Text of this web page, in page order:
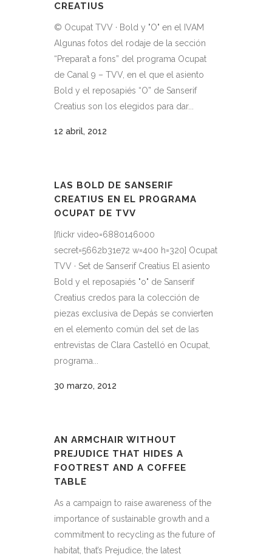
CREATIUS
© Ocupat TVV · Bold y "O" en el IVAM
Algunas fotos del rodaje de la sección
“Prepara’t a fons” del programa Ocupat
de Canal 9 – TVV, en el que el asiento
Bold y el reposapiés “O” de Sanserif
Creatius son los elegidos para dar...
12 abril, 2012
LAS BOLD DE SANSERIF
CREATIUS EN EL PROGRAMA
OCUPAT DE TVV
[flickr video=6880146000
secret=5662b31e72 w=400 h=320] Ocupat
TVV · Set de Sanserif Creatius El asiento
Bold y el reposapiés "o" de Sanserif
Creatius credos para la colección de
piezas exclusiva de Depás se convierten
en el elemento común del set de las
entrevistas de Clara Castelló en Ocupat,
programa...
30 marzo, 2012
AN ARMCHAIR WITHOUT
PREJUDICE THAT HIDES A
FOOTREST AND A COFFEE
TABLE
As a campaign to raise awareness of the
importance of sustainable growth and a
commitment to recycling as the future of
habitat, that’s Prejudice, the latest